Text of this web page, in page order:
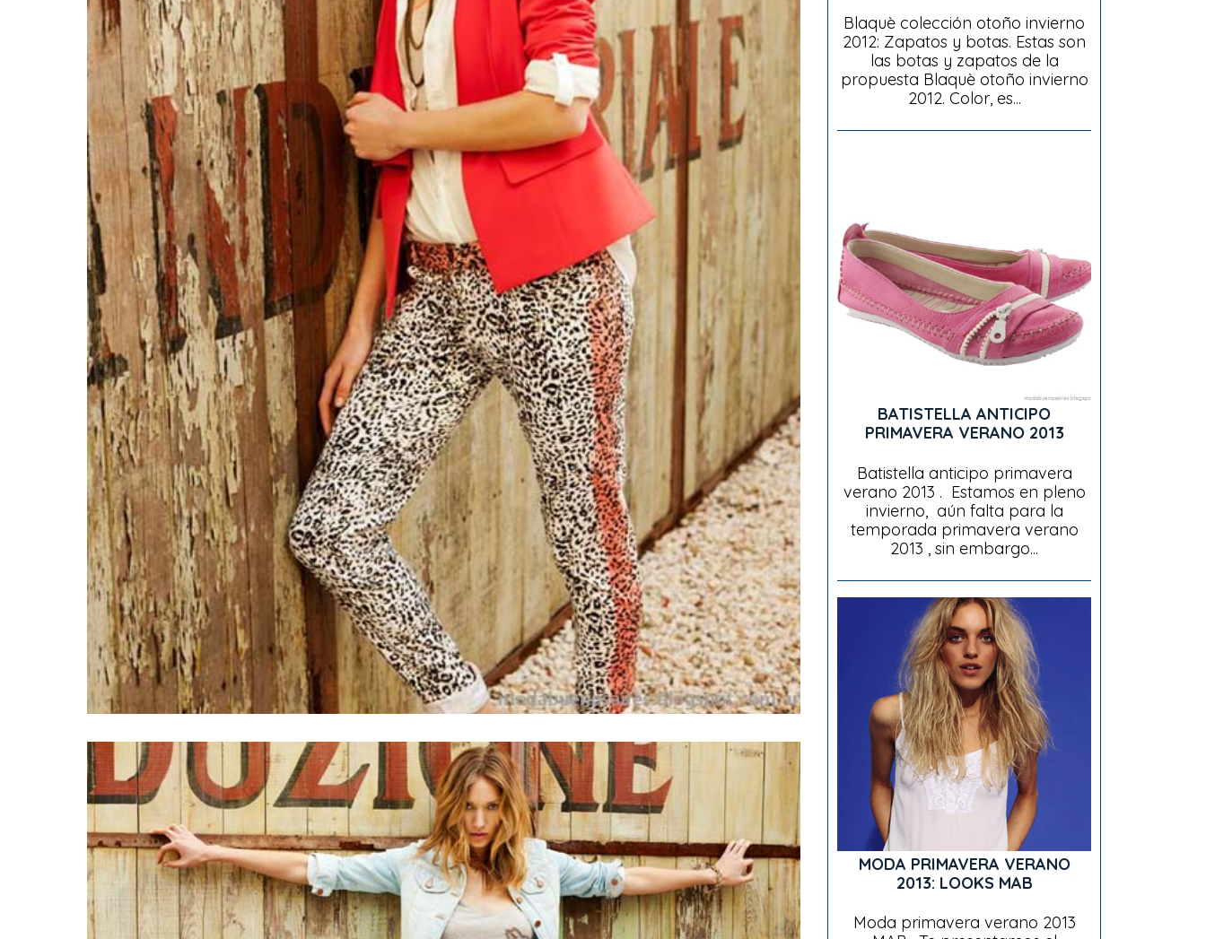
Blaquè colección otoño invierno
2012: Zapatos y botas. Estas son
las botas y zapatos de la
propuesta Blaquè otoño invierno
2012. Color, es...
BATISTELLA ANTICIPO
PRIMAVERA VERANO 2013
Batistella anticipo primavera
verano 2013 . Estamos en pleno
invierno, aún falta para la
temporada primavera verano
2013 , sin embargo...
MODA PRIMAVERA VERANO
2013: LOOKS MAB
Moda primavera verano 2013